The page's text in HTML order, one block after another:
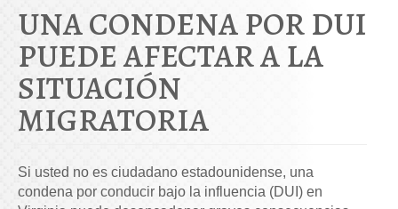
UNA CONDENA POR DUI
PUEDE AFECTAR A LA
SITUACIÓN
MIGRATORIA
Si usted no es ciudadano estadounidense, una
condena por conducir bajo la influencia (DUI) en